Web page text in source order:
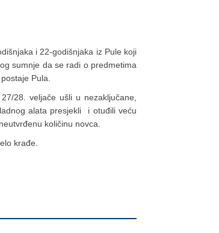
i 22-godišnjaka iz Pule koji
sumnje da se radi o predmetima
Pula.
28. veljače ušli u nezaključane,
alata presjekli i otuđili veću
količinu novca.
krađe.